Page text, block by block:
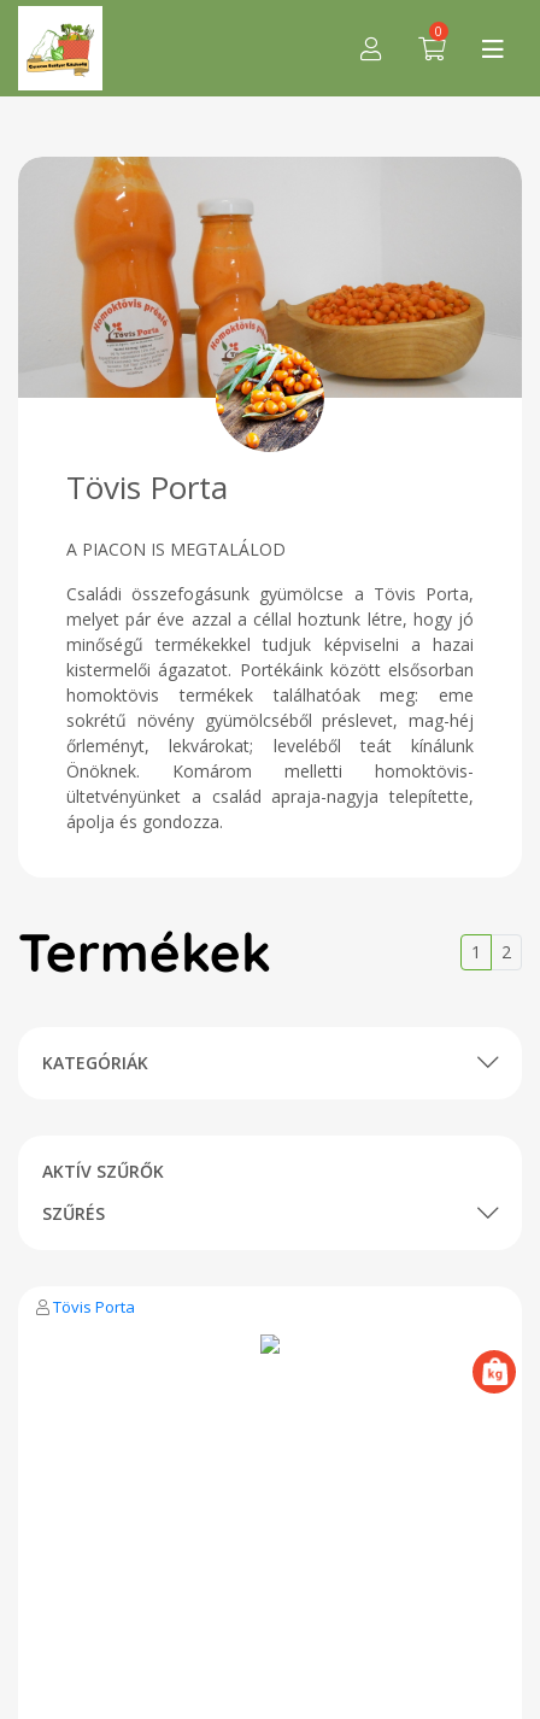
0
Tövis Porta
A PIACON IS MEGTALÁLOD
Családi összefogásunk gyümölcse a Tövis Porta,
melyet pár éve azzal a céllal hoztunk létre, hogy jó
minőségű termékekkel tudjuk képviselni a hazai
kistermelői ágazatot. Portékáink között elsősorban
homoktövis termékek találhatóak meg: eme
sokrétű növény gyümölcséből préslevet, mag-héj
őrleményt, lekvárokat; leveléből teát kínálunk
Önöknek. Komárom melletti homoktövis-
ültetvényünket a család apraja-nagyja telepítette,
ápolja és gondozza.
Termékek 1 2
KATEGÓRIÁK
AKTÍV SZŰRŐK
SZŰRÉS
Tövis Porta